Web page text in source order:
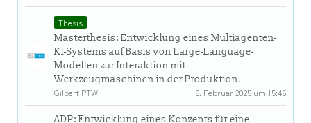
Thesis
Masterthesis: Entwicklung eines Multiagenten-
KI-Systems auf Basis von Large-Language-
Modellen zur Interaktion mit
Werkzeugmaschinen in der Produktion.
Gilbert PTW
6. Februar 2025 um 15:46
ADP: Entwicklung eines Konzepts für eine